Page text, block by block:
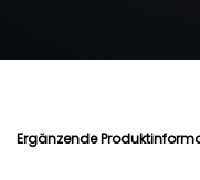
Ergänzende